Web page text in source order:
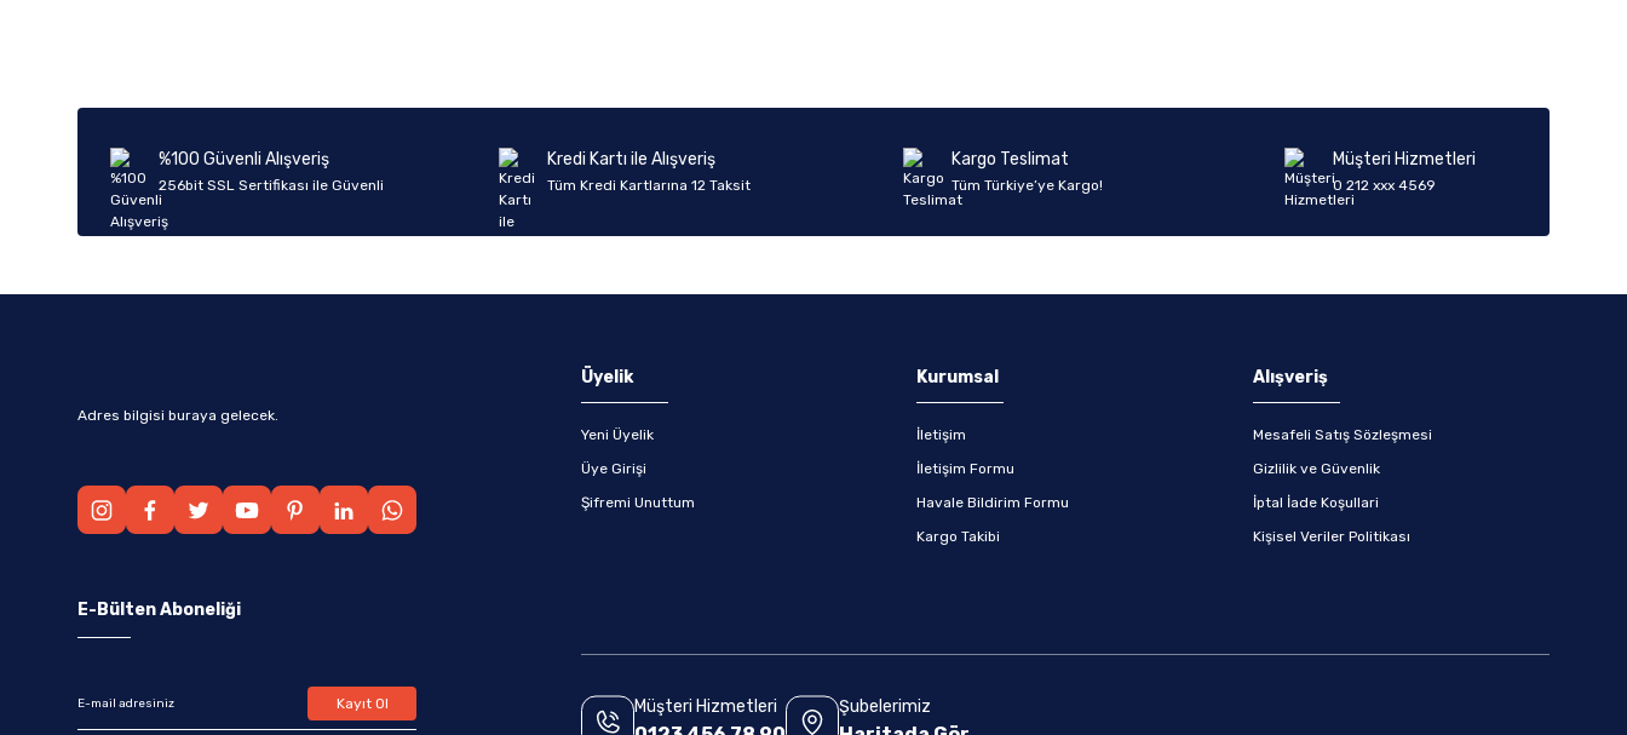
Ürün fiyatı diğer sitelerden daha pahalı.
Bu ürüne benzer farklı alternatifler olmalı.
%100 Güvenli Alışveriş
256bit SSL Sertifikası ile Güvenli
Kredi Kartı ile Alışveriş
Tüm Kredi Kartlarına 12 Taksit
Kargo Teslimat
Tüm Türkiye’ye Kargo!
Müşteri Hizmetleri
0 212 xxx 4569
Adres bilgisi buraya gelecek.
Üyelik
Yeni Üyelik
Üye Girişi
Şifremi Unuttum
Kurumsal
İletişim
İletişim Formu
Havale Bildirim Formu
Kargo Takibi
Alışveriş
Mesafeli Satış Sözleşmesi
Gizlilik ve Güvenlik
İptal İade Koşullari
Kişisel Veriler Politikası
E-Bülten Aboneliği
Kayıt Ol Müşteri Hizmetleri Şubelerimiz